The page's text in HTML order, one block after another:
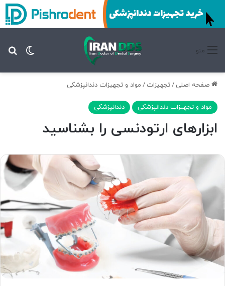
تغییر منو
صفحه اصلی /تجهیزات / مواد و تجهیزات دندانپزشکی
مواد و تجهیزات دندانپزشکی دندانپزشکی
ابزارهای ارتودنسی را بشناسید